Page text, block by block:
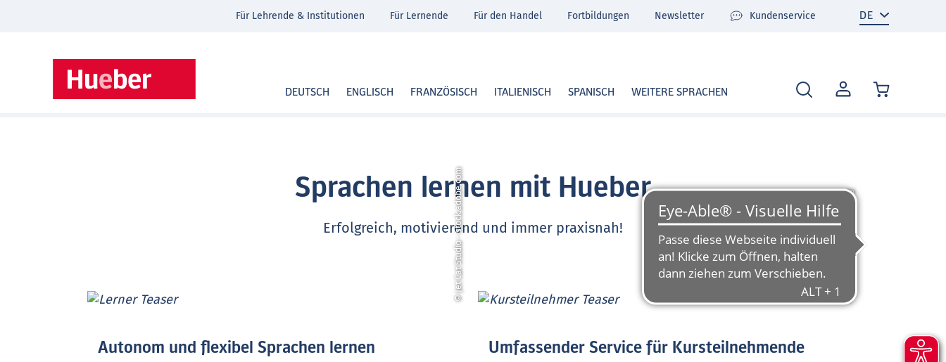
MEIN
KONTO
DEUTSCH ENGLISCH FRANZÖSISCH ITALIENISCH SPANISCH WEITERE SPRACHEN
Für Lehrende & Institutionen Für Lernende Für den Handel Fortbildungen Newsletter Kundenservice
Sprachen lernen mit Hueber
Erfolgreich, motivierend und immer praxisnah!
© Jet Cat Studio - stock.adobe.com
Autonom und flexibel Sprachen lernen Umfassender Service für Kursteilnehmende